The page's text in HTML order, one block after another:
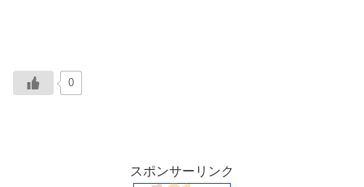
0
スポンサーリンク